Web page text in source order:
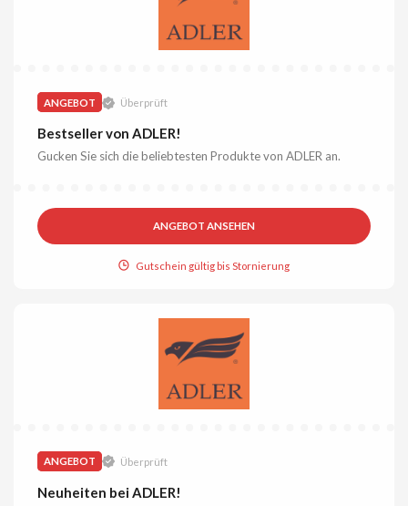
ANGEBOT Überprüft
Bestseller von ADLER!
Gucken Sie sich die beliebtesten Produkte von ADLER an.
ANGEBOT ANSEHEN
Gutschein gültig bis Stornierung
ANGEBOT Überprüft
Neuheiten bei ADLER!